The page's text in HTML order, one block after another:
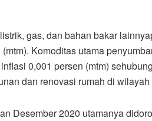
gas, dan bahan bakar
Komoditas utama
0,001 persen (mtm)
dan renovasi rumah di wilayah
Desember 2020 utamanya